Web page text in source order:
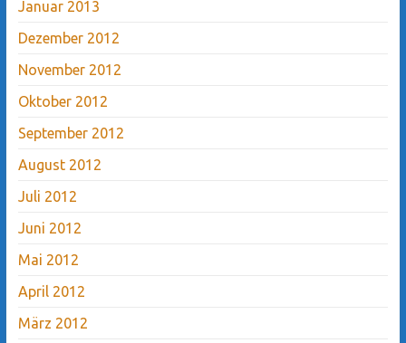
Januar 2013
Dezember 2012
November 2012
Oktober 2012
September 2012
August 2012
Juli 2012
Juni 2012
Mai 2012
April 2012
März 2012